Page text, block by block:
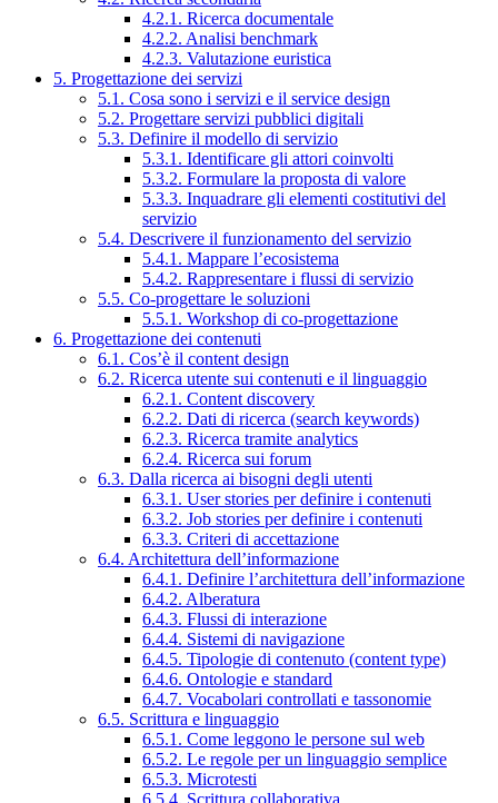
4.2.1. Ricerca documentale
4.2.2. Analisi benchmark
4.2.3. Valutazione euristica
5. Progettazione dei servizi
5.1. Cosa sono i servizi e il service design
5.2. Progettare servizi pubblici digitali
5.3. Definire il modello di servizio
5.3.1. Identificare gli attori coinvolti
5.3.2. Formulare la proposta di valore
5.3.3. Inquadrare gli elementi costitutivi del
servizio
5.4. Descrivere il funzionamento del servizio
5.4.1. Mappare l’ecosistema
5.4.2. Rappresentare i flussi di servizio
5.5. Co-progettare le soluzioni
5.5.1. Workshop di co-progettazione
6. Progettazione dei contenuti
6.1. Cos’è il content design
6.2. Ricerca utente sui contenuti e il linguaggio
6.2.1. Content discovery
6.2.2. Dati di ricerca (search keywords)
6.2.3. Ricerca tramite analytics
6.2.4. Ricerca sui forum
6.3. Dalla ricerca ai bisogni degli utenti
6.3.1. User stories per definire i contenuti
6.3.2. Job stories per definire i contenuti
6.3.3. Criteri di accettazione
6.4. Architettura dell’informazione
6.4.1. Definire l’architettura dell’informazione
6.4.2. Alberatura
6.4.3. Flussi di interazione
6.4.4. Sistemi di navigazione
6.4.5. Tipologie di contenuto (content type)
6.4.6. Ontologie e standard
6.4.7. Vocabolari controllati e tassonomie
6.5. Scrittura e linguaggio
6.5.1. Come leggono le persone sul web
6.5.2. Le regole per un linguaggio semplice
6.5.3. Microtesti
6.5.4. Scrittura collaborativa